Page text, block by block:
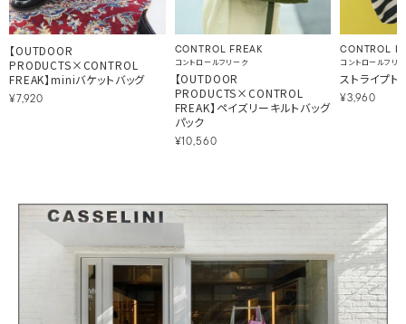
【OUTDOOR
PRODUCTS×CONTROL
FREAK】miniバケットバッグ
¥7,920
CONTROL FREAK
コントロールフリーク
【OUTDOOR
PRODUCTS×CONTROL
FREAK】ペイズリーキルトバッグ
パック
¥10,560
CONTROL
コントロールフリ
ストライプト
¥3,960